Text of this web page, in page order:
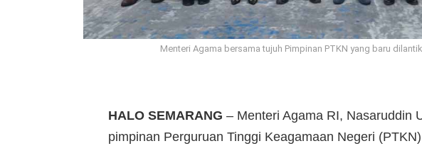
Menteri Agama bersama tujuh Pimpinan PTKN yang baru
HALO SEMARANG – Menteri Agama RI, Nasaruddin
pimpinan Perguruan Tinggi Keagamaan Negeri